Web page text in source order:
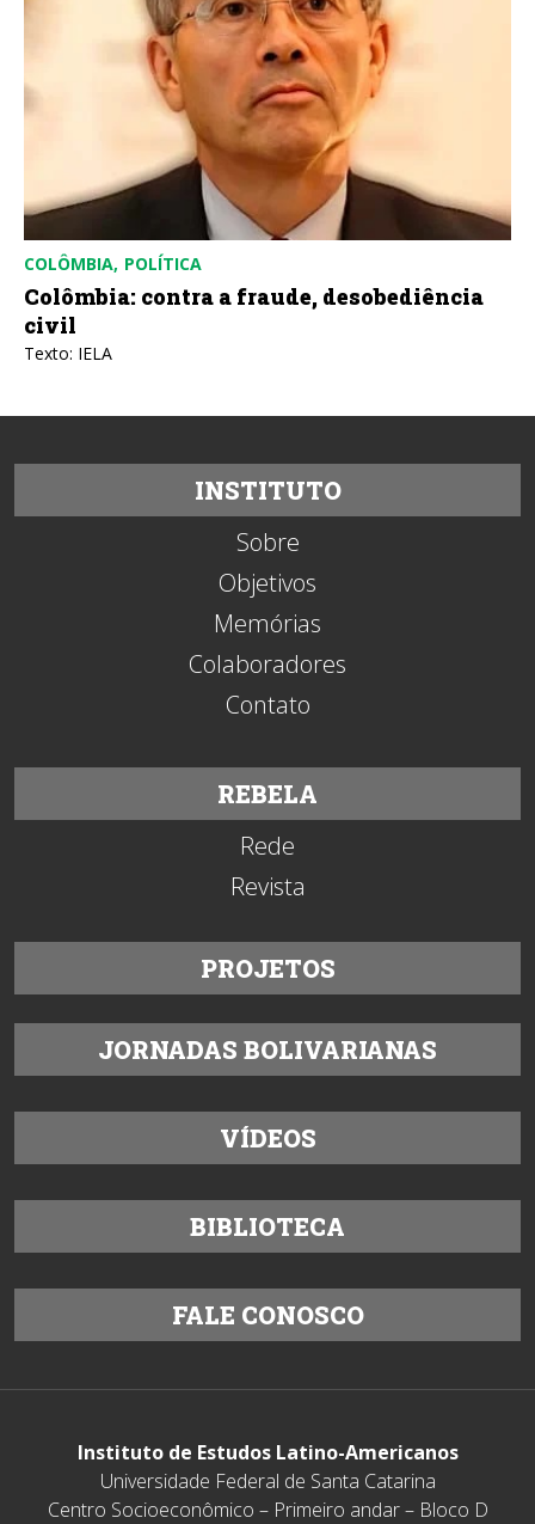
COLÔMBIA POLÍTICA
Colômbia: contra a fraude, desobediência
civil
Texto: IELA
INSTITUTO
Sobre
Objetivos
Memórias
Colaboradores
Contato
REBELA
Rede
Revista
PROJETOS
JORNADAS BOLIVARIANAS
VÍDEOS
BIBLIOTECA
FALE CONOSCO
Instituto de Estudos Latino-Americanos
Universidade Federal de Santa Catarina
Centro Socioeconômico – Primeiro andar – Bloco D